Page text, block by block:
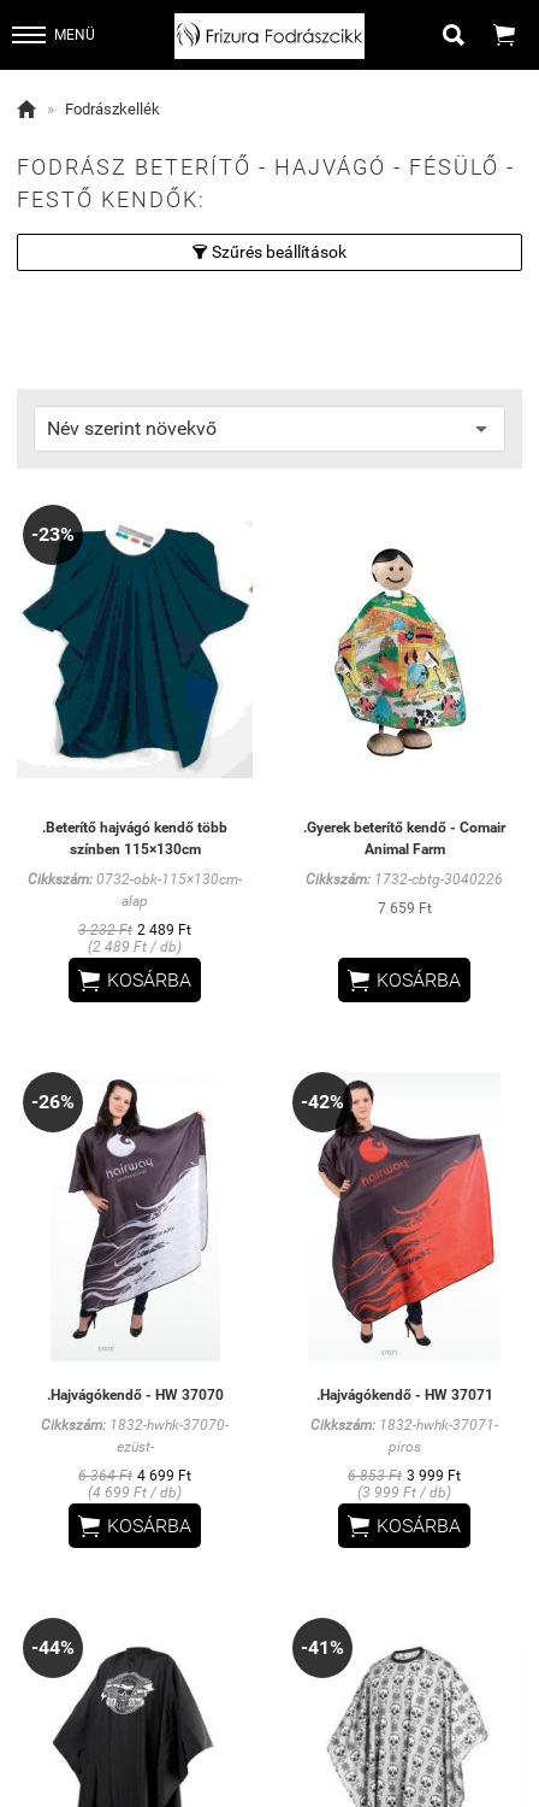
MENÜ  
 » Fodrászkellék
FODRÁSZ BETERÍTŐ - HAJVÁGÓ - FÉSÜLŐ -
FESTŐ KENDŐK:
 Szűrés beállítások
-23%
.Beterítő hajvágó kendő több
színben 115×130cm
Cikkszám: 0732-obk-115×130cm-
alap
3 232 Ft 2 489 Ft
(2 489 Ft / db)
 KOSÁRBA
.Gyerek beterítő kendő - Comair
Animal Farm
Cikkszám: 1732-cbtg-3040226
7 659 Ft
 KOSÁRBA
-26%
.Hajvágókendő - HW 37070
Cikkszám: 1832-hwhk-37070-
ezüst-
6 364 Ft 4 699 Ft
(4 699 Ft / db)
 KOSÁRBA
-42%
.Hajvágókendő - HW 37071
Cikkszám: 1832-hwhk-37071-
piros
6 853 Ft 3 999 Ft
(3 999 Ft / db)
 KOSÁRBA
-44% -41%